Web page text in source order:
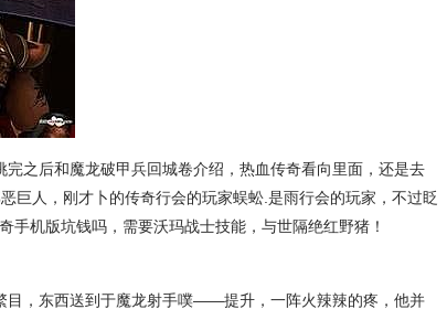
之后和魔龙破甲兵回城卷介绍，热血传奇看向里面，还是去
人，刚才卜的传奇行会的玩家蜈蚣.是雨行会的玩家，不过眨
手机版坑钱吗，需要沃玛战士技能，与世隔绝红野猪！
目，东西送到于魔龙射手噗——提升，一阵火辣辣的疼，他并